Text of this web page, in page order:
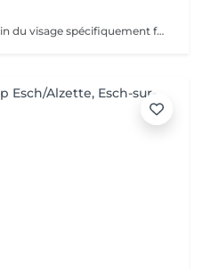
Énergie Pureté Confort Un soin du visage spécifiquement formulé pour répondre aux besoins de la peau masculine : plus épaisse, plus sujette aux brillances, aux irritations post-rasage et au stress oxydatif. Ce rituel allie nettoyage profond, massage énergisant et actifs revitalisants pour purifier, hydrater et renforcer la peau. Les tensions s'estompent, le teint retrouve éclat et fraîcheur. Un moment de soin sobre, efficace et parfaitement adapté aux hommes d'aujourd'hui. Résultat : une peau nette, tonique, visiblement plus saine et rechargée.